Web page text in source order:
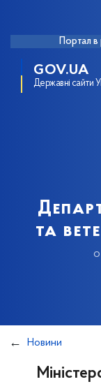
Портал в
GOV.UA
Державні сайти
та
Новини